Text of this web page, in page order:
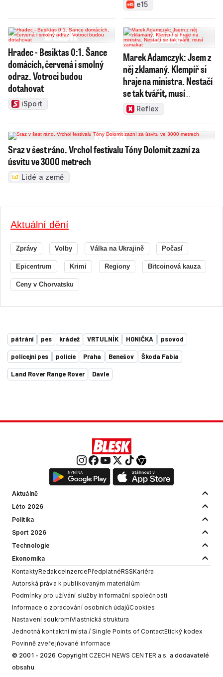
e15
Hradec - Besiktas 0:1. Šance
domácích, červená i smolný
odraz. Votroci budou
dotahovat
iSport
Marek Adamczyk: Jsem z
něj zklamaný. Klempíř si
hraje na ministra. Nestačí
se tak tvářit, musí
zamakat
Reflex
Sraz v šest ráno. Vrchol festivalu Tóny Dolomit zazní za
úsvitu ve 3000 metrech
Lidé a země
Aktuální dění
Zprávy Volby Válka na Ukrajině Počasí
Epicentrum Krimi Regiony Bitcoinová kauza
Ceny v Chorvatsku
pátrání pes krádež VRTULNÍK HONIČKA psovod
policejní pes policie Praha Benešov Škoda Fabia
Land Rover Range Rover Davle
Aktuálně
Léto 2026
Politika
Sport 2026
Technologie
Ekonomika
KontaktyRedakceInzercePředplatnéRSSKariéra
Autorská práva k publikovaným materiálům
Podmínky pro užívání služby informační společnosti
Informace o zpracování osobních údajůCookies
Nastavení soukromíVlastnická struktura
Jednotná kontaktní místa / Single Points of ContactEtický kodex
Povinně zveřejňované informace
© 2001 - 2026 Copyright CZECH NEWS CENTER a.s. a dodavatelé
obsahu